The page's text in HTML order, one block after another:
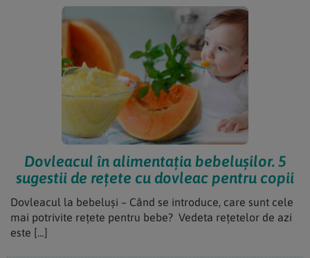
Dovleacul în alimentația bebelușilor. 5
sugestii de rețete cu dovleac pentru copii
Dovleacul la bebeluși – Când se introduce, care sunt cele
mai potrivite rețete pentru bebe? Vedeta rețetelor de azi
este […]